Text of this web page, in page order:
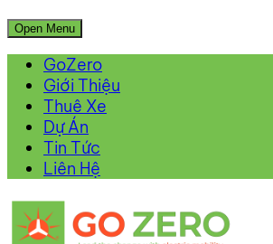
Open Menu
GoZero
Giới Thiệu
Thuê Xe
Dự Án
Tin Tức
Liên Hệ